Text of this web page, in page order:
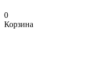
0
Корзина